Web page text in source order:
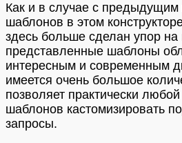
Как и в случае с предыдущим
шаблонов в этом
здесь больше сделан упор на
представленные шаблоны
интересным и современным
имеется очень большое
позволяет практически
шаблонов кастомизировать
запросы.